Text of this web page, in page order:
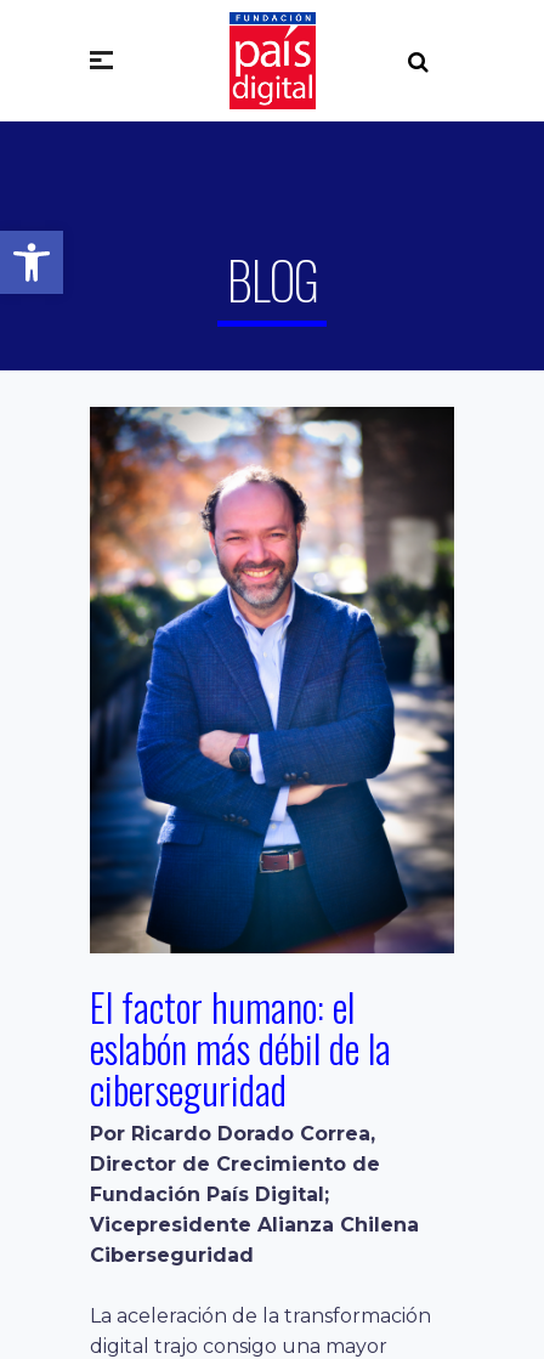
Abrir barra de herramientas
BLOG
El factor humano: el
eslabón más débil de la
ciberseguridad
Por Ricardo Dorado Correa,
Director de Crecimiento de
Fundación País Digital;
Vicepresidente Alianza Chilena
Ciberseguridad
La aceleración de la transformación
digital trajo consigo una mayor